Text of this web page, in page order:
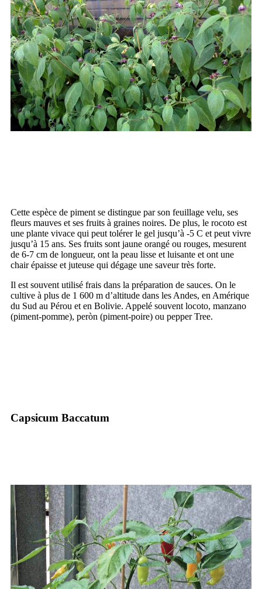
Cette espèce de piment se distingue par son feuillage velu, ses
fleurs mauves et ses fruits à graines noires. De plus, le rocoto est
une plante vivace qui peut tolérer le gel jusqu’à -5 C et peut vivre
jusqu’à 15 ans. Ses fruits sont jaune orangé ou rouges, mesurent
de 6-7 cm de longueur, ont la peau lisse et luisante et ont une
chair épaisse et juteuse qui dégage une saveur très forte.
Il est souvent utilisé frais dans la préparation de sauces. On le
cultive à plus de 1 600 m d’altitude dans les Andes, en Amérique
du Sud au Pérou et en Bolivie. Appelé souvent locoto, manzano
(piment-pomme), peròn (piment-poire) ou pepper Tree.
Capsicum Baccatum